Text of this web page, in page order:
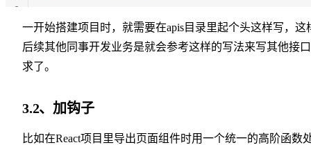
9
一开始搭建项目时，就需要在apis目录里起个头这样写，这
后续其他同事开发业务是就会参考这样的写法来写其他接
求了。
3.2、加钩子
比如在React项目里导出页面组件时用一个统一的高阶函数